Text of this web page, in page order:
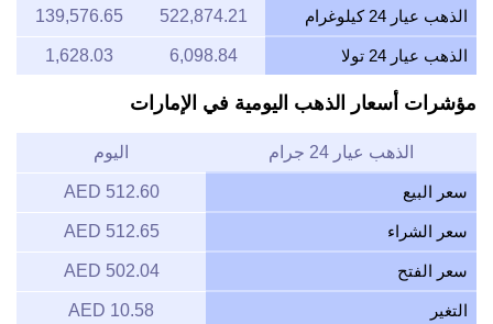
الذهب عيار 24 كيلوغرام 522,874.21
139,576.65
الذهب عيار 24 تولا 6,098.84
1,628.03
مؤشرات أسعار الذهب اليومية في الإمارات
الذهب عيار 24 جرام اليوم
سعر البيع 512.60 AED
سعر الشراء 512.65 AED
سعر الفتح 502.04 AED
التغير 10.58 AED